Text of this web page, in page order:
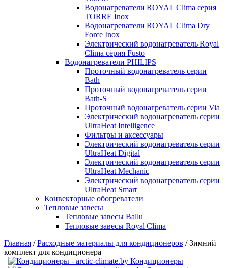
Водонагреватели ROYAL Clima серия
TORRE Inox
Водонагреватели ROYAL Clima Dry
Force Inox
Электрический водонагреватель Royal
Clima серия Fusto
Водонагреватели PHILIPS
Проточный водонагреватель серии
Bath
Проточный водонагреватель серии
Bath-S
Проточный водонагреватель серии Via
Электрический водонагреватель серии
UltraHeat Intelligence
Фильтры и аксессуары
Электрический водонагреватель серии
UltraHeat Digital
Электрический водонагреватель серии
UltraHeat Mechanic
Электрический водонагреватель серии
UltraHeat Smart
Конвекторные обогреватели
Тепловые завесы
Тепловые завесы Ballu
Тепловые завесы Royal Clima
Главная /Расходные материалы для кондиционеров /Зимний
комплект для кондиционера
Кондиционеры